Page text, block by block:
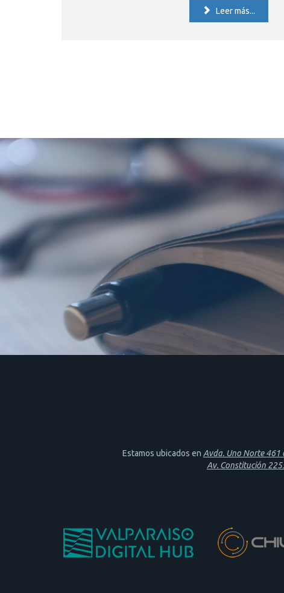
Leer más...
Estamos ubicados en Avda. Uno Norte 461
Av. Constitución